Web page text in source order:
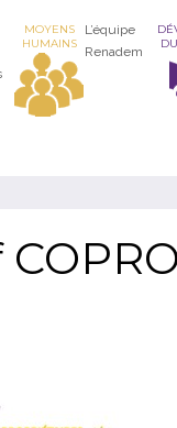
MOYENS
HUMAINS
L’équipe
Renadem